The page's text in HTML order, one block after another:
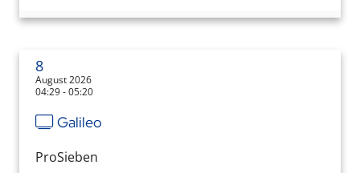
8
August 2026
04:29 - 05:20
Galileo
ProSieben